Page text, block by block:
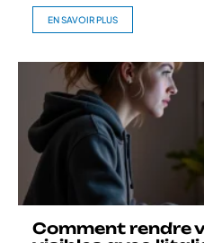
EN SAVOIR PLUS
Comment rendre